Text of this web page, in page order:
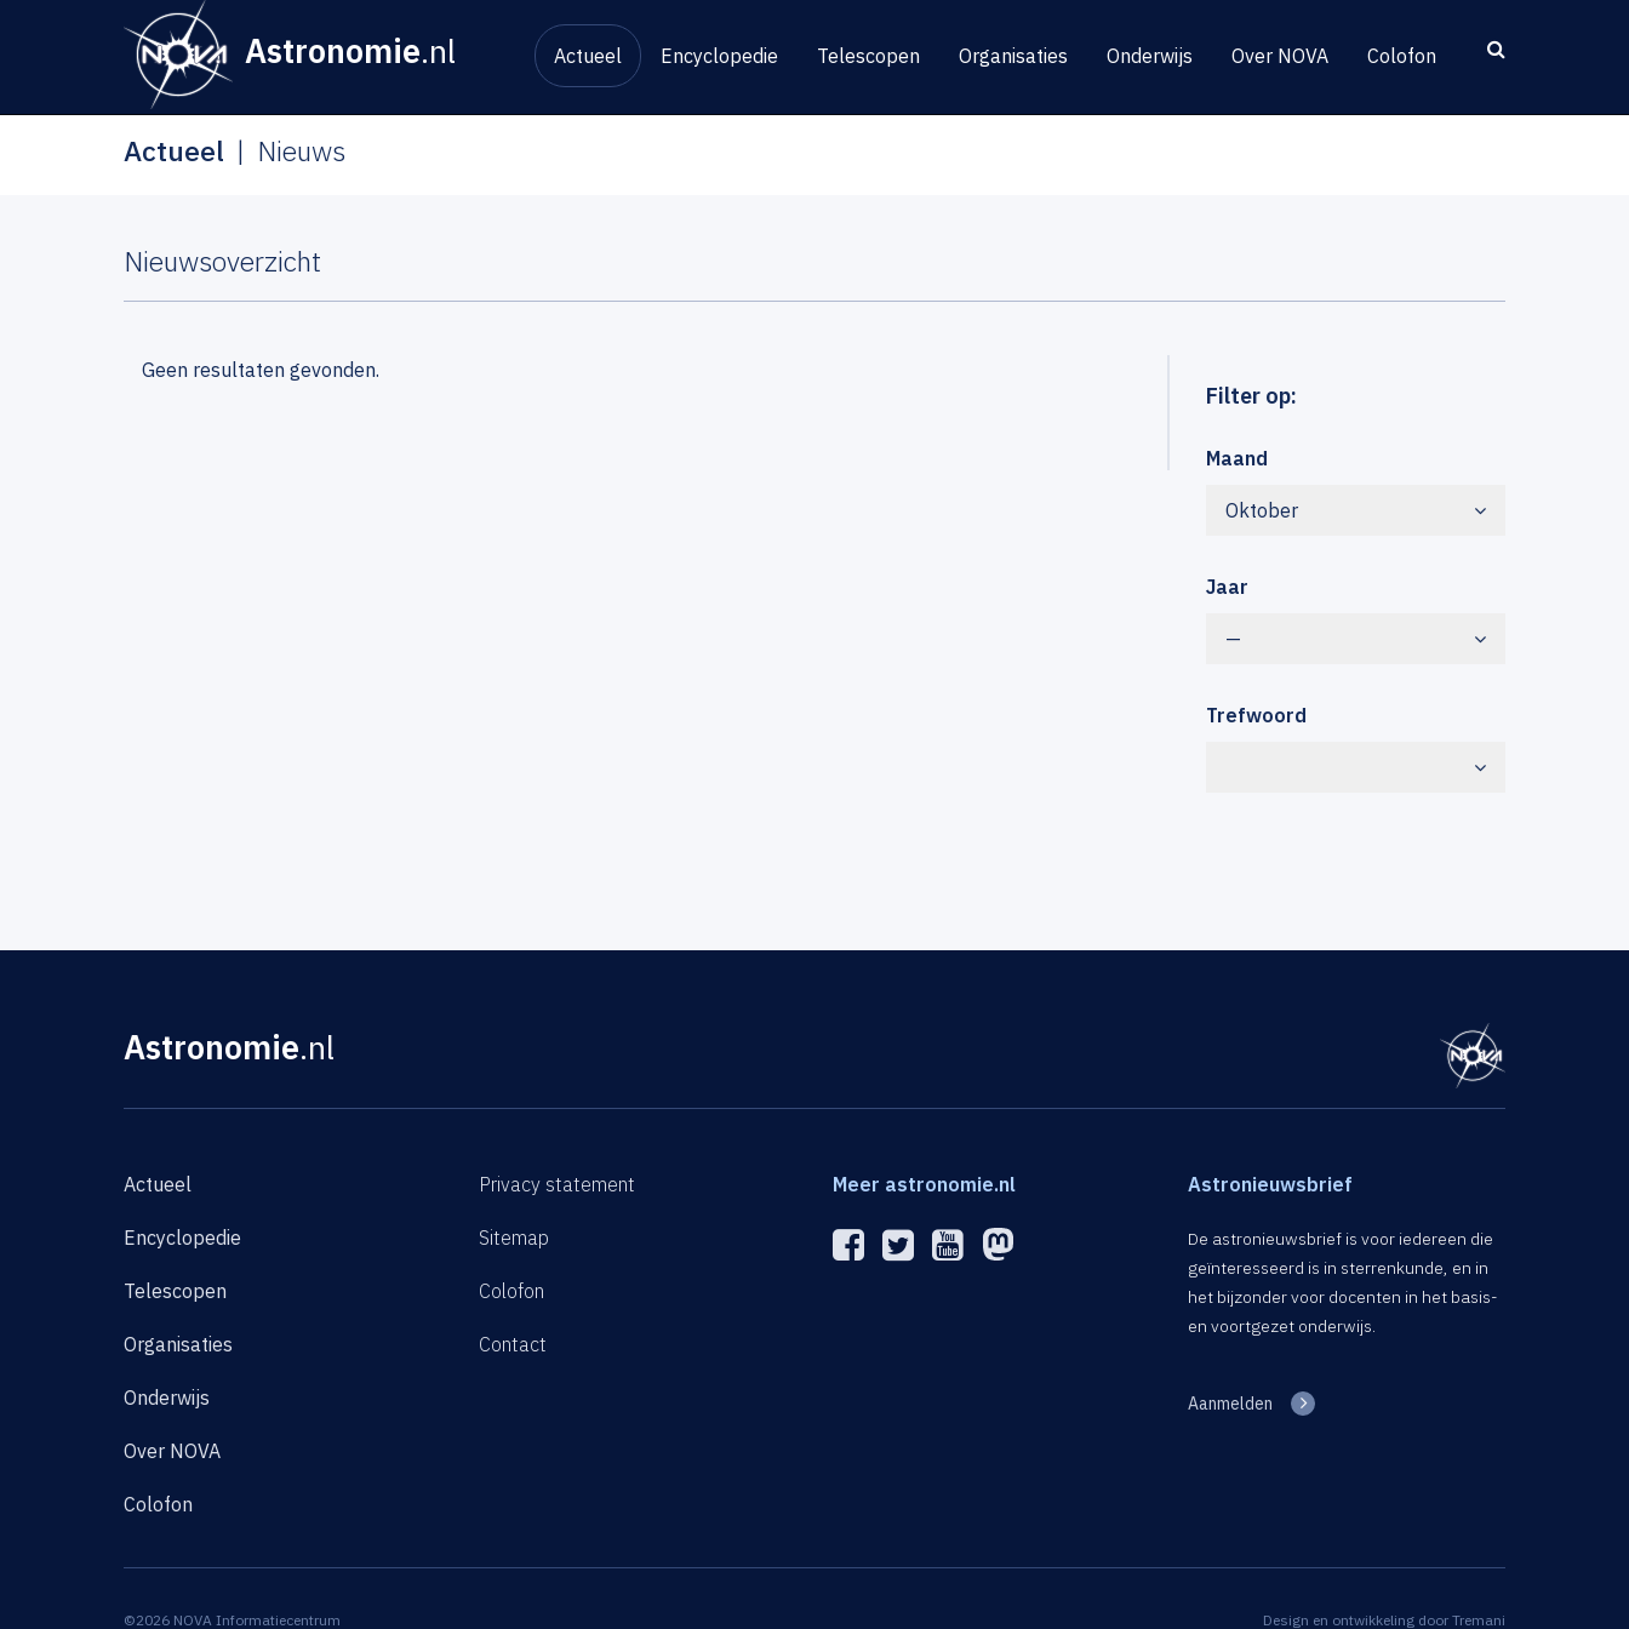
Astronomie.nl Actueel Encyclopedie Telescopen Organisaties Onderwijs Over NOVA Colofon
Actueel Nieuws
Nieuwsoverzicht
Filter op:
Maand
Oktober
Jaar
—
Trefwoord
Geen resultaten gevonden.
Astronomie.nl
Actueel
Encyclopedie
Telescopen
Organisaties
Onderwijs
Over NOVA
Colofon
Privacy statement
Sitemap
Colofon
Contact
Meer astronomie.nl Astronieuwsbrief
De astronieuwsbrief is voor iedereen die
geïnteresseerd is in sterrenkunde, en in
het bijzonder voor docenten in het basis-
en voortgezet onderwijs.
Aanmelden
©2026 NOVA Informatiecentrum Design en ontwikkeling door Tremani